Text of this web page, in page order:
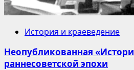
История и краеведение
Неопубликованная
раннесоветской эпохи